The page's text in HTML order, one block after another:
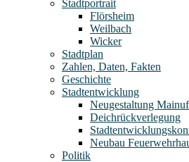
Stadtportrait
Flörsheim
Weilbach
Wicker
Stadtplan
Zahlen, Daten, Fakten
Geschichte
Stadtentwicklung
Neugestaltung
Deichrückverlegung
Neubau
Politik